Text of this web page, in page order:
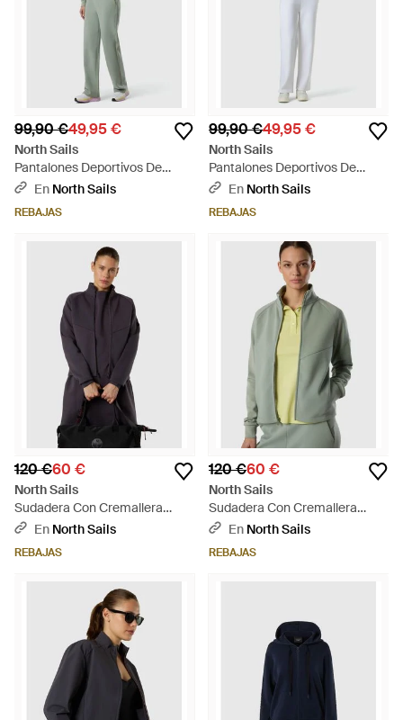
99,90 €49,95 €
North Sails
Pantalones Deportivos De
Pernera Ancha - Verde
En North Sails
REBAJAS
99,90 €49,95 €
North Sails
Pantalones Deportivos De
Pernera Ancha - Blanco
En North Sails
REBAJAS
120 €60 €
North Sails
Sudadera Con Cremallera
Interlock - Azul
En North Sails
REBAJAS
120 €60 €
North Sails
Sudadera Con Cremallera
Interlock - Verde
En North Sails
REBAJAS